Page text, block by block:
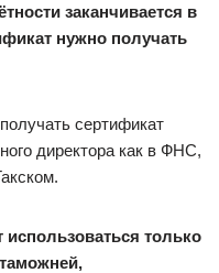
заканчивается в
нужно получать
сертификат
директора как в ФНС,
только